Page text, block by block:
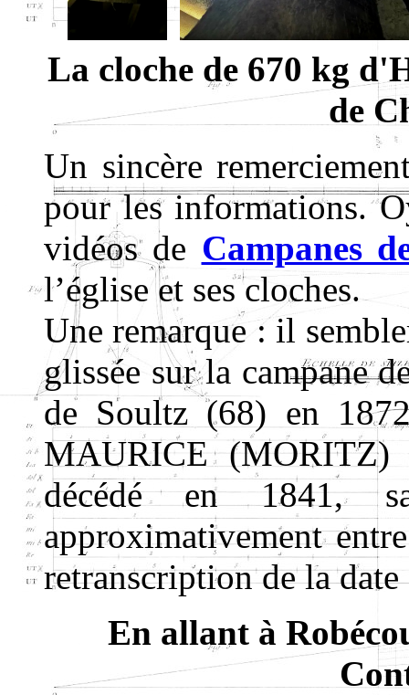
La cloche de 670 kg
de
Un sincère
pour les informations.
vidéos de Campanes
l’église et ses cloches.
Une remarque : il
glissée sur la campane
de Soultz (68) en
MAURICE
décédé en 1841,
approximativement
retranscription de la date
En allant à